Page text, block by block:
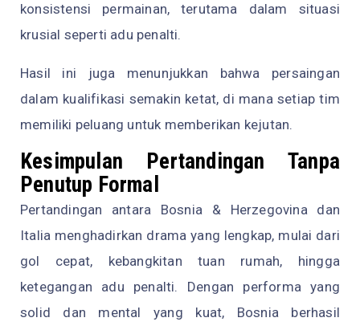
konsistensi permainan, terutama dalam situasi
krusial seperti adu penalti.
Hasil ini juga menunjukkan bahwa persaingan
dalam kualifikasi semakin ketat, di mana setiap tim
memiliki peluang untuk memberikan kejutan.
Kesimpulan Pertandingan Tanpa
Penutup Formal
Pertandingan antara Bosnia & Herzegovina dan
Italia menghadirkan drama yang lengkap, mulai dari
gol cepat, kebangkitan tuan rumah, hingga
ketegangan adu penalti. Dengan performa yang
solid dan mental yang kuat, Bosnia berhasil